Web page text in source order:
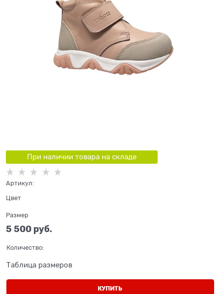
При наличии товара на складе
Артикул:
Цвет
Размер
5 500 руб.
Количество:
Таблица размеров
КУПИТЬ